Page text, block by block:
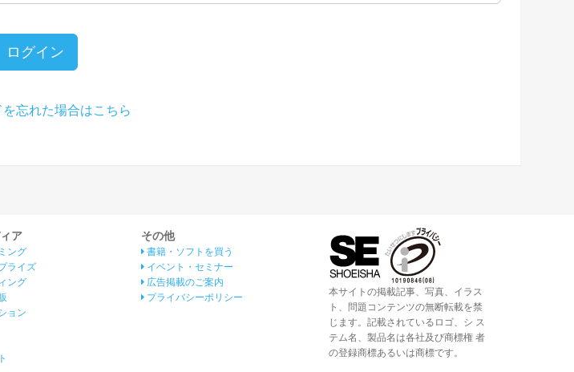
ログイン
忘れた場合はこちら
ア
ング
ライズ
ング
ョン
その他
書籍・ソフトを買う
イベント・セミナー
広告掲載のご案内
プライバシーポリシー
本サイトの掲載記事、写真、イラス
ト、問題コンテンツの無断転載を禁
じます。記載されているロゴ、シ ス
テム名、製品名は各社及び商標権 者
の登録商標あるいは商標です。